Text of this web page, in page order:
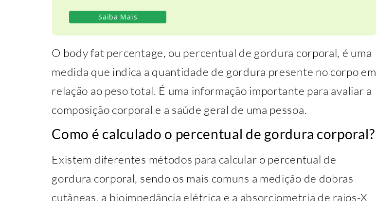
Saiba Mais
O body fat percentage, ou percentual de gordura corporal, é uma
medida que indica a quantidade de gordura presente no corpo em
relação ao peso total. É uma informação importante para avaliar a
composição corporal e a saúde geral de uma pessoa.
Como é calculado o percentual de gordura corporal?
Existem diferentes métodos para calcular o percentual de
gordura corporal, sendo os mais comuns a medição de dobras
cutâneas, a bioimpedância elétrica e a absorciometria de raios-X